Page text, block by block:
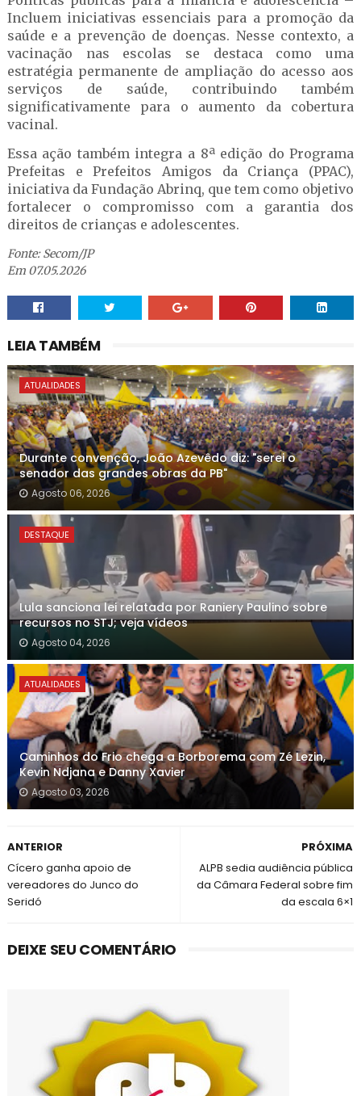
Incluem iniciativas essenciais para a promoção da
saúde e a prevenção de doenças. Nesse contexto, a
vacinação nas escolas se destaca como uma
estratégia permanente de ampliação do acesso aos
serviços de saúde, contribuindo também
significativamente para o aumento da cobertura
vacinal.
Essa ação também integra a 8ª edição do Programa
Prefeitas e Prefeitos Amigos da Criança (PPAC),
iniciativa da Fundação Abrinq, que tem como objetivo
fortalecer o compromisso com a garantia dos
direitos de crianças e adolescentes.
Fonte: Secom/JP
Em 07.05.2026
LEIA TAMBÉM
ATUALIDADES
Durante convenção, João Azevêdo diz: "serei o
senador das grandes obras da PB"
Agosto 06, 2026
DESTAQUE
Lula sanciona lei relatada por Raniery Paulino sobre
recursos no STJ; veja vídeos
Agosto 04, 2026
ATUALIDADES
Caminhos do Frio chega a Borborema com Zé Lezin,
Kevin Ndjana e Danny Xavier
Agosto 03, 2026
PRÓXIMA
ALPB sedia audiência pública
da Câmara Federal sobre fim
da escala 6×1
ANTERIOR
Cícero ganha apoio de
vereadores do Junco do
Seridó
DEIXE SEU COMENTÁRIO